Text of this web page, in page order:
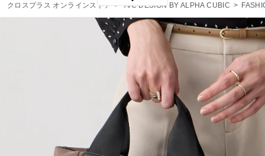
クロスプラス オンラインストア > A/C DESIGN BY ALPHA CUBIC >